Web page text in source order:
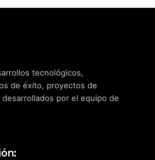
tecnológicos,
de éxito, proyectos de
por el equipo de